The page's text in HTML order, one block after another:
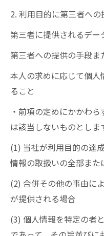
2. 利用目的に第三者への
第三者に提供されるデー
第三者への提供の手段ま
本人の求めに応じて個
ること
・前項の定めにかかわ
は該当しないものとしま
(1) 当社が利用目的の達
情報の取扱いの全部ま
(2) 合併その他の事由に
が提供される場合
(3) 個人情報を特定の者